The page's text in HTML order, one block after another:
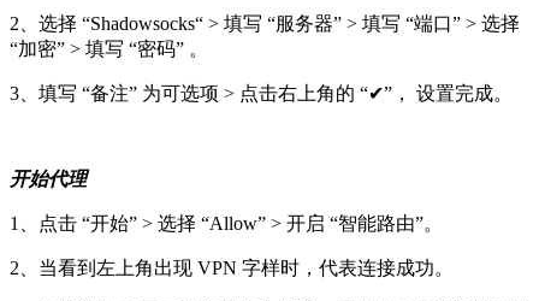
2、选择 “Shadowsocks“ > 填写 “服务器” > 填写 “端口” > 选择
“加密” > 填写 “密码” 。
3、填写 “备注” 为可选项 > 点击右上角的 “✔”， 设置完成。
开始代理
1、点击 “开始” > 选择 “Allow” > 开启 “智能路由”。
2、当看到左上角出现 VPN 字样时，代表连接成功。